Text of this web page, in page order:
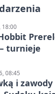
18:00
turnieje
08:45
i